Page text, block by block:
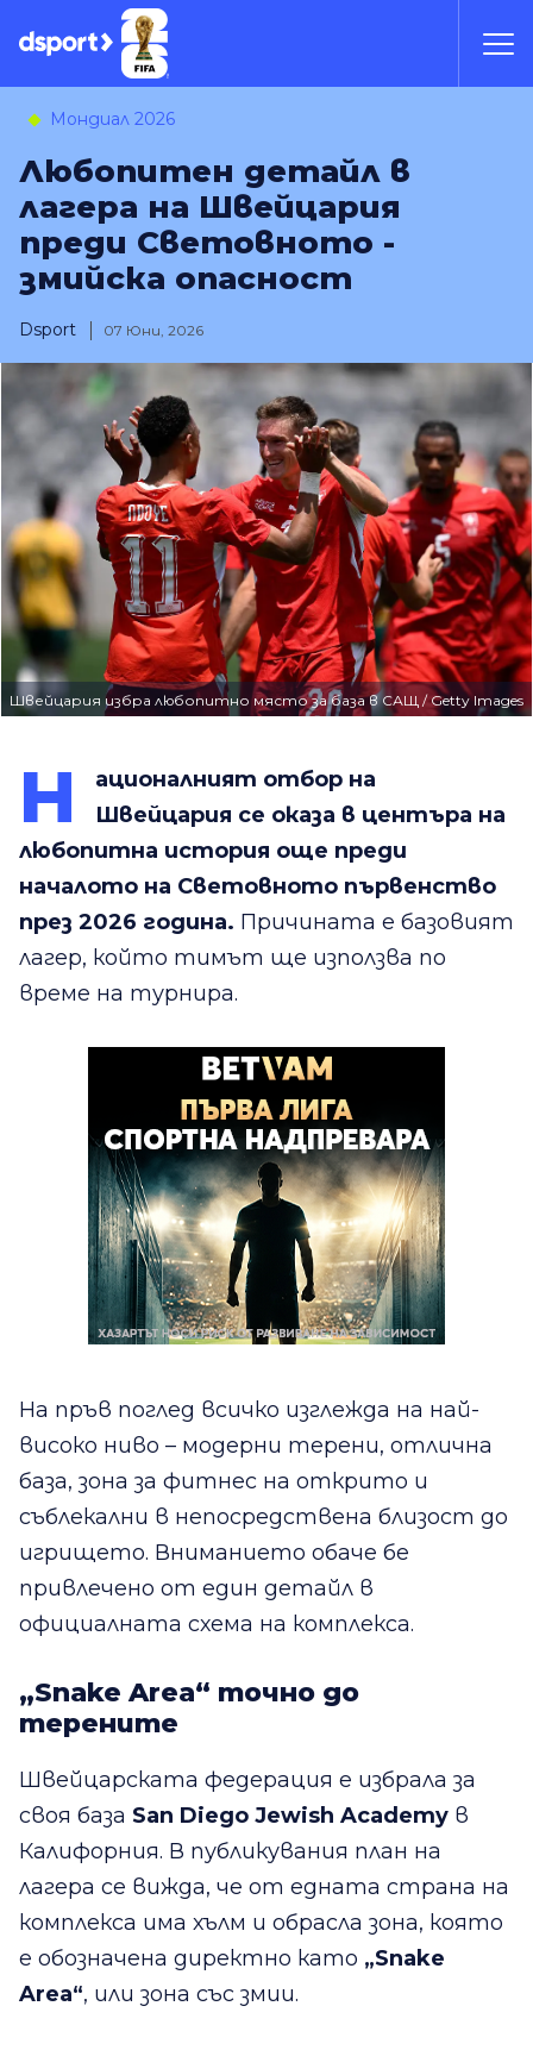
Мондиал 2026
Любопитен детайл в
лагера на Швейцария
преди Световното -
змийска опасност
Dsport 07 Юни, 2026
Швейцария избра любопитно място за база в САЩ / Getty Images
Н
ационалният отбор на
Швейцария се оказа в центъра на
любопитна история още преди
началото на Световното първенство
през 2026 година. Причината е базовият
лагер, който тимът ще използва по
време на турнира.
На пръв поглед всичко изглежда на най-
високо ниво – модерни терени, отлична
база, зона за фитнес на открито и
съблекални в непосредствена близост до
игрището. Вниманието обаче бе
привлечено от един детайл в
официалната схема на комплекса.
„Snake Area“ точно до
терените
Швейцарската федерация е избрала за
своя база San Diego Jewish Academy в
Калифорния. В публикувания план на
лагера се вижда, че от едната страна на
комплекса има хълм и обрасла зона, която
е обозначена директно като „Snake
Area“, или зона със змии.